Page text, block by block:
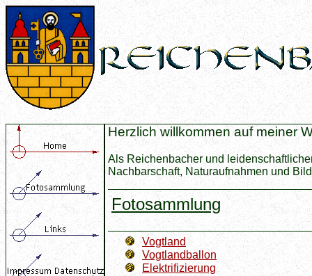
Herzlich willkommen auf meiner
Als Reichenbacher und
Nachbarschaft, Naturaufnahmen und
Fotosammlung
Vogtland
Vogtlandballon
Elektrifizierung